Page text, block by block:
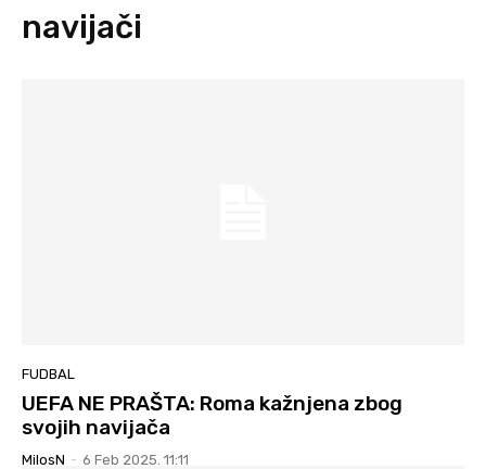
navijači
FUDBAL
UEFA NE PRAŠTA: Roma kažnjena zbog
svojih navijača
MilosN - 6 Feb 2025. 11:11